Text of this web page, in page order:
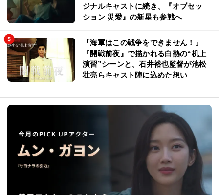
ジナルキャストに続き、『オブセッ
ション 災愛』の新星も参戦へ
「海軍はこの戦争をできません！」
『開戦前夜』で描かれる白熱の“机上
演習”シーンと、石井裕也監督が池松
壮亮らキャスト陣に込めた想い